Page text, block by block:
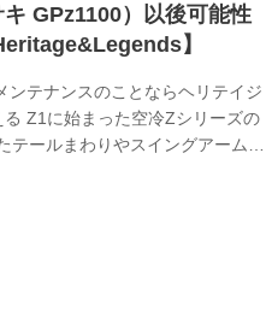
GPz1100）以後可能性
】
テナンスのことならヘリテイジ
Z1に始まった空冷Zシリーズの
ールまわりやスイングアームか
ロント18/リヤ17インチのホイー
て、このGPzもいずれ乗ろうと持
たんですが、この先も手を入...